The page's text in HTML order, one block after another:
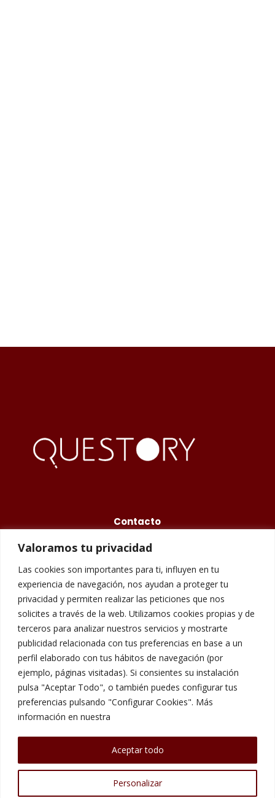
Valoramos tu privacidad
Las cookies son importantes para ti, influyen en tu
experiencia de navegación, nos ayudan a proteger tu
privacidad y permiten realizar las peticiones que nos
solicites a través de la web. Utilizamos cookies propias y de
terceros para analizar nuestros servicios y mostrarte
publicidad relacionada con tus preferencias en base a un
perfil elaborado con tus hábitos de navegación (por
ejemplo, páginas visitadas). Si consientes su instalación
pulsa "Aceptar Todo", o también puedes configurar tus
preferencias pulsando "Configurar Cookies". Más
información en nuestra
Personalizar
Aceptar todo
Contacto
info@questory.es
Carrer de Galileu, 158, 08028 Barcelona
Aviso Legal
Política de Cookies
Política de Privacidad